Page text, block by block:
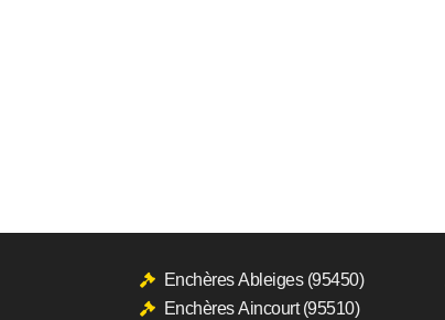
Enchères Ableiges (95450)
Enchères Aincourt (95510)